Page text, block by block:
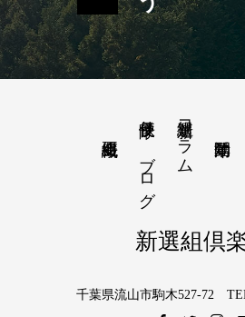
新選組コラム
隊長便り－ブログ
新選組倶
千葉県流山市駒木527-72